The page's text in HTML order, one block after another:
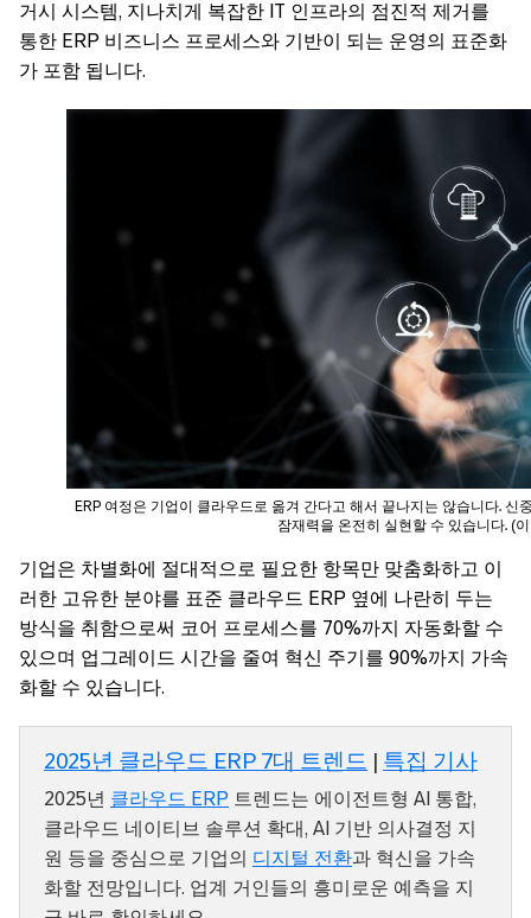
거시 시스템, 지나치게 복잡한 IT 인프라의 점진적 제거를
통한 ERP 비즈니스 프로세스와 기반이 되는 운영의 표준화
가 포함 됩니다.
ERP 여정은 기업이 클라우드로 옮겨 간다고 해서 끝나지는 않습니다.
잠재력을 온전히 실현할 수 있습니다. (
기업은 차별화에 절대적으로 필요한 항목만 맞춤화하고 이
러한 고유한 분야를 표준 클라우드 ERP 옆에 나란히 두는
방식을 취함으로써 코어 프로세스를 70%까지 자동화할 수
있으며 업그레이드 시간을 줄여 혁신 주기를 90%까지 가속
화할 수 있습니다.
2025년 클라우드 ERP 7대 트렌드 | 특집 기사
2025년 클라우드 ERP 트렌드는 에이전트형 AI 통합,
클라우드 네이티브 솔루션 확대, AI 기반 의사결정 지
원 등을 중심으로 기업의 디지털 전환과 혁신을 가속
화할 전망입니다. 업계 거인들의 흥미로운 예측을 지